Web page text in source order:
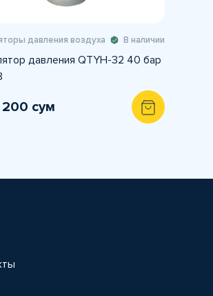
давления воздуха В наличии
давления QTYH-32 40 бар
сум